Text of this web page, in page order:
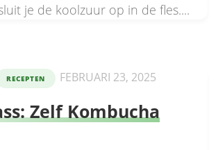
je de koolzuur op in de fles....
RECEPTEN FEBRUARI 23, 2025
Zelf Kombucha